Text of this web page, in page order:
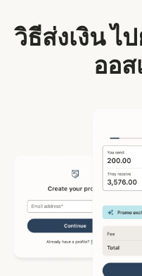
วิธีส่งเงิน ไ
ออส